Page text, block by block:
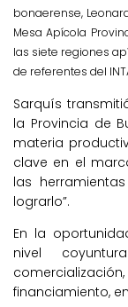
bonaerense,
Mesa Apícola
las siete regiones
de referentes del
Sarquís
la Provincia de
materia
clave en el
las
lograrlo”.
En la
nivel
financiamiento,